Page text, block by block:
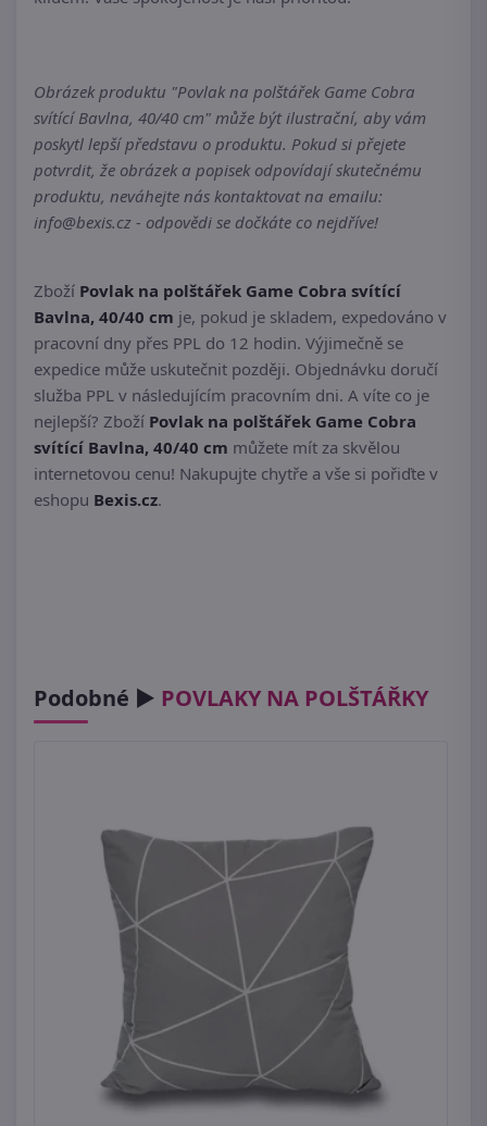
Obrázek produktu "Povlak na polštářek Game Cobra
svítící Bavlna, 40/40 cm" může být ilustrační, aby vám
poskytl lepší představu o produktu. Pokud si přejete
potvrdit, že obrázek a popisek odpovídají skutečnému
produktu, neváhejte nás kontaktovat na emailu:
info@bexis.cz - odpovědi se dočkáte co nejdříve!
Zboží Povlak na polštářek Game Cobra svítící
Bavlna, 40/40 cm je, pokud je skladem, expedováno v
pracovní dny přes PPL do 12 hodin. Výjimečně se
expedice může uskutečnit později. Objednávku doručí
služba PPL v následujícím pracovním dni. A víte co je
nejlepší? Zboží Povlak na polštářek Game Cobra
svítící Bavlna, 40/40 cm můžete mít za skvělou
internetovou cenu! Nakupujte chytře a vše si pořiďte v
eshopu Bexis.cz.
Podobné ► POVLAKY NA POLŠTÁŘKY